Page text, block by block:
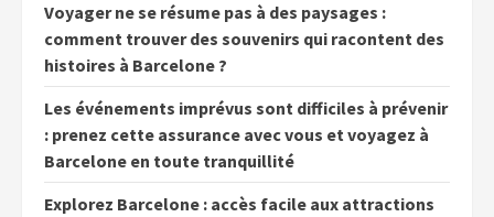
Voyager ne se résume pas à des paysages :
comment trouver des souvenirs qui racontent des
histoires à Barcelone ?
Les événements imprévus sont difficiles à prévenir
: prenez cette assurance avec vous et voyagez à
Barcelone en toute tranquillité
Explorez Barcelone : accès facile aux attractions